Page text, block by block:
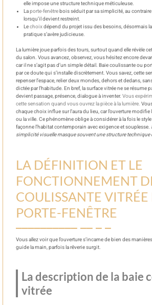
elle impose une structure technique méticuleuse.
Laporte-fenêtrebois séduit par sa simplicité, au contraire
lorsqu’il devient restreint.
Lechoixdépend du projet issu des besoins, désormais
pratique s’avère judicieuse.
La lumière joue parfois des tours, surtout quand elle révèle
du salon. Vous avancez, observez, vous hésitez encore
car il ne s’agit pas d’un simple détail. Baie coulissante ou
par ce doute qui s’installe discrètement. Vous savez, cette
repenser l’espace, relier deux mondes, dehors et dedans,
dictée par l’habitude. En bref, la surface vitrée ne se résume
devient passage, présence, dialogue à inventer. Vous
cette sensation quand vous ouvrez la pièce à la lumière.
chaque choix influe sur l’aura du lieu, car l’ouverture modifie
ou la ville. Ce phénomène oblige à considérer à la fois le
façonne l’habitat contemporain avec exigence et souplesse.
simplicité visuelle masque souvent une structure technique
LA DÉFINITION ET LE
FONCTIONNEMENT
COULISSANTE VITRÉE
PORTE-FENÊTRE
Vous allez voir que l’ouverture s’incarne de bien des
guide la main, parfois la rêverie surgit.
La description de la baie
vitrée